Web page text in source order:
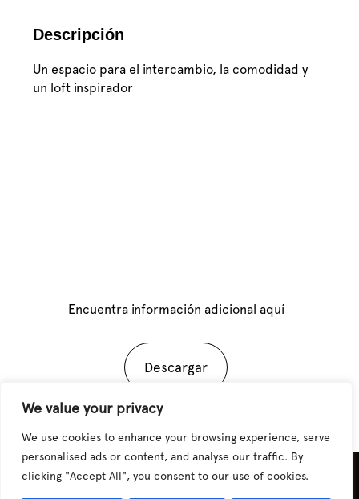
We value your privacy
We use cookies to enhance your browsing experience, serve
personalised ads or content, and analyse our traffic. By
clicking "Accept All", you consent to our use of cookies.
Descripción
Un espacio para el intercambio, la comodidad y
un loft inspirador
Encuentra información adicional aquí
Descargar
Sitio desarrollado porCHAIA Studio